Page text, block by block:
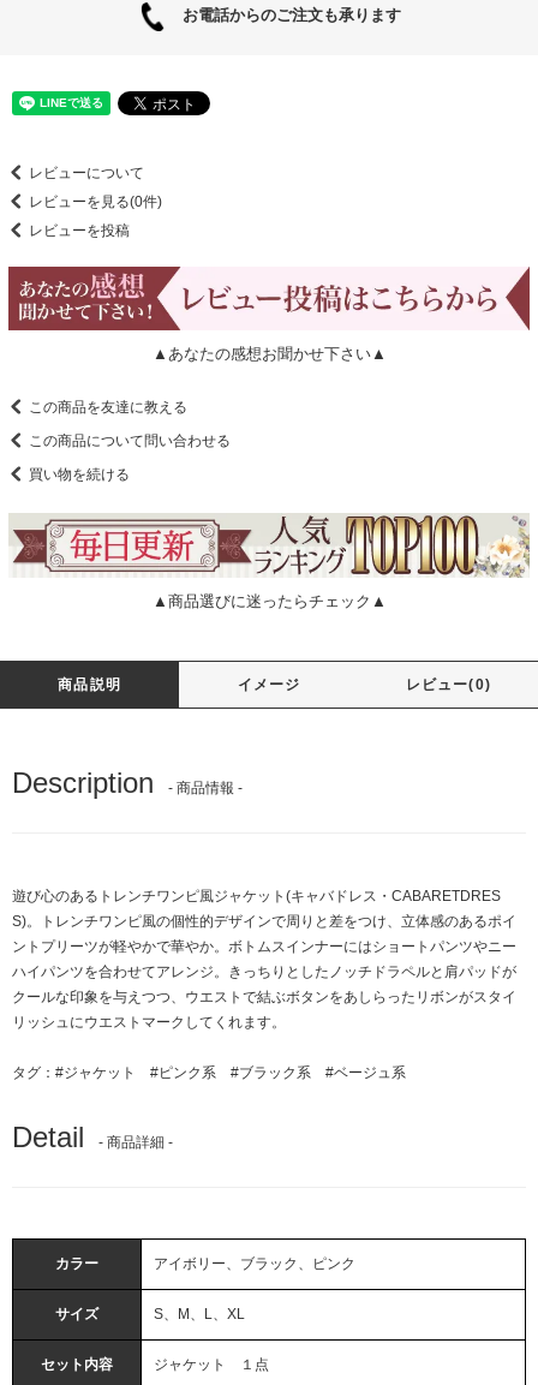
お電話からのご注文も承ります
レビューについて
レビューを見る(0件)
レビューを投稿
▲あなたの感想お聞かせ下さい▲
この商品を友達に教える
この商品について問い合わせる
買い物を続ける
▲商品選びに迷ったらチェック▲
商品説明 イメージ レビュー(0)
Description - 商品情報 -
遊び心のあるトレンチワンピ風ジャケット(キャバドレス・CABARETDRES
S)。トレンチワンピ風の個性的デザインで周りと差をつけ、立体感のあるポイ
ントプリーツが軽やかで華やか。ボトムスインナーにはショートパンツやニー
ハイパンツを合わせてアレンジ。きっちりとしたノッチドラペルと肩パッドが
クールな印象を与えつつ、ウエストで結ぶボタンをあしらったリボンがスタイ
リッシュにウエストマークしてくれます。
タグ： #ジャケット #ピンク系 #ブラック系 #ベージュ系
Detail - 商品詳細 -
カラー アイボリー、ブラック、ピンク
サイズ S、M、L、XL
セット内容 ジャケット １点